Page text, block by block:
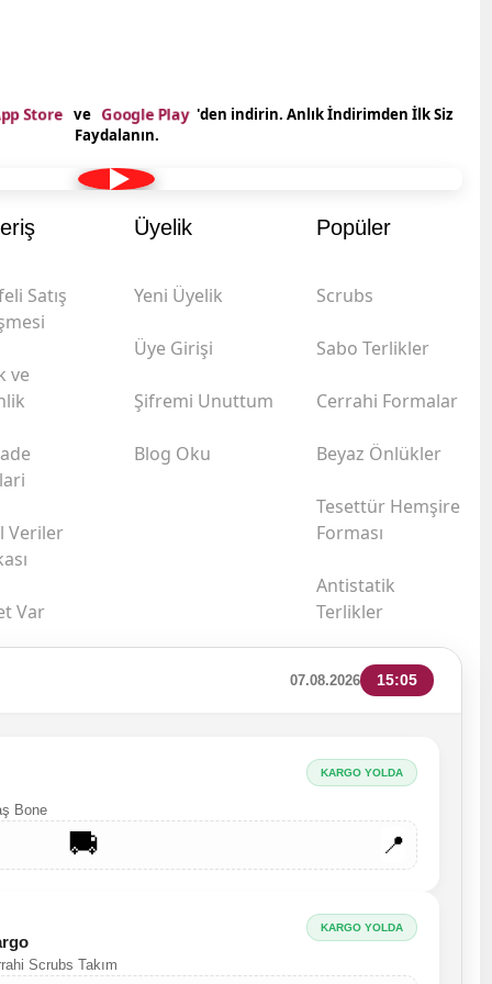
Store ve Google Play 'den indirin. Anlık İndirimden İlk Siz
Faydalanın.
Satış
ve
Veriler
Var
Üyelik
Yeni Üyelik
Üye Girişi
Şifremi Unuttum
Blog Oku
Popüler
Scrubs
Sabo Terlikler
Cerrahi Formalar
Beyaz Önlükler
Tesettür Hemşire
Forması
Antistatik
Terlikler
07.08.2026 15:05
Bone
KARGO YOLDA
📍
Scrubs Takım
KARGO YOLDA